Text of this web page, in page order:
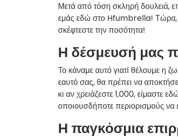
Μετά από τόση σκληρή δουλειά,
εμάς εδώ στο Hfumbrella! Τώρα,
σκέφτεστε την ποσότητα!
Η δέσμευσή μας
Το κάναμε αυτό γιατί θέλουμε η
εαυτό σας, θα πρέπει να
κι αν χρειάζεστε 1,000, είμαστε
οποιουσδήποτε περιορισμούς να
Η παγκόσμια